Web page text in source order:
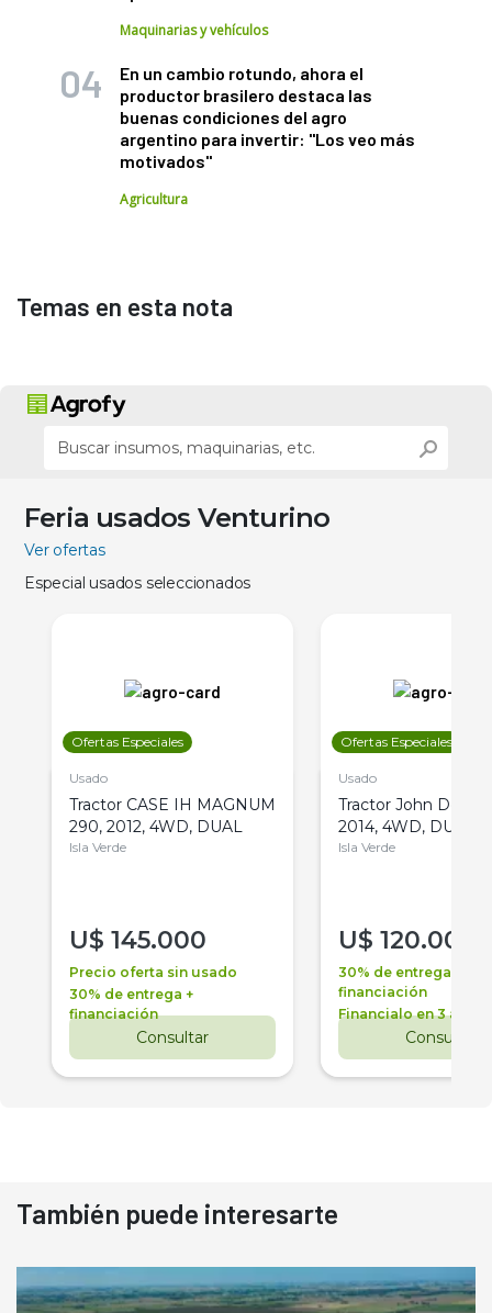
Maquinarias y vehículos
En un cambio rotundo, ahora el
productor brasilero destaca las
buenas condiciones del agro
argentino para invertir: "Los veo más
motivados"
Agricultura
Temas en esta nota
Feria usados Venturino
Ver ofertas
Especial usados seleccionados
Ofertas Especiales
Usado
Tractor CASE IH MAGNUM
290, 2012, 4WD, DUAL
Isla Verde
U$ 145.000
Precio oferta sin usado
30% de entrega +
financiación
Consultar
Ofertas Especiales
Usado
Tractor John Deere
2014, 4WD, DUAL
Isla Verde
U$ 120.000
30% de entrega +
financiación
Financialo en 3 años
Consultar
También puede interesarte